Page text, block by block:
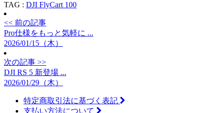
TAG : DJI FlyCart 100
<< 前の記事
Pro仕様をもっと気軽に ...
2026/01/15（木）
次の記事 >>
DJI RS 5 新登場 ...
2026/01/29（木）
特定商取引法に基づく表記
支払い方法について